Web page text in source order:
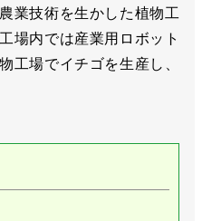
業技術を生かした植物工
場内では産業用ロボット
工場でイチゴを生産し、